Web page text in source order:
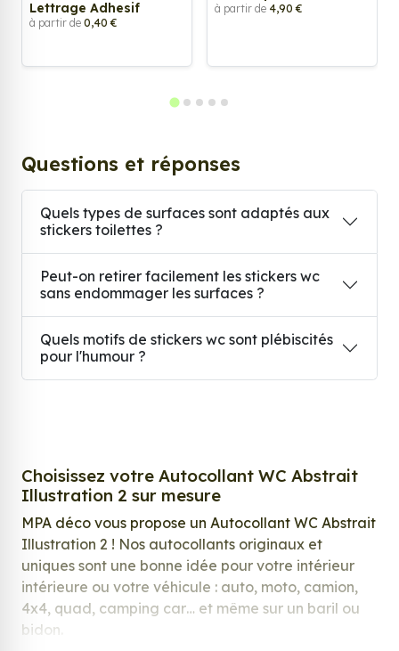
Lettrage Adhesif
à partir de 0,40 €
à partir de 4,90 €
Questions et réponses
Quels types de surfaces sont adaptés aux
stickers toilettes ?
Peut-on retirer facilement les stickers wc
sans endommager les surfaces ?
Quels motifs de stickers wc sont plébiscités
pour l'humour ?
Choisissez votre Autocollant WC Abstrait
Illustration 2 sur mesure
MPA déco vous propose un Autocollant WC Abstrait
Illustration 2 ! Nos autocollants originaux et
uniques sont une bonne idée pour votre intérieur
intérieure ou votre véhicule : auto, moto, camion,
4x4, quad, camping car… et même sur un baril ou
bidon.